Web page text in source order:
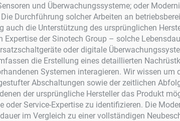
und Überwachungssysteme; oder
Durchführung solcher Arbeiten an
die Unterstützung des ursprünglichen
der Sinotech Group – solche
oder digitale
die Erstellung eines detaillierten
Systemen interagieren. Wir wissen um
Abschaltungen sowie der zeitlichen
der ursprüngliche Hersteller das Produkt
Service-Expertise zu identifizieren. Die
im Vergleich zu einer vollständigen